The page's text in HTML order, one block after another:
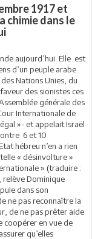
1917 et
chimie dans le
aujourd’hui. Elle est
d’un peuple arabe.
Nations Unies, du
des sionistes ces
générale des
Internationale de
»- et appelait Israël
6 et 10
hébreu n’en a rien
« désinvolture »
» (traduire :
relève Dominique
dans son
ne pas reconnaître la
de ne pas prêter aide
coopérer en vue de
qu’elles